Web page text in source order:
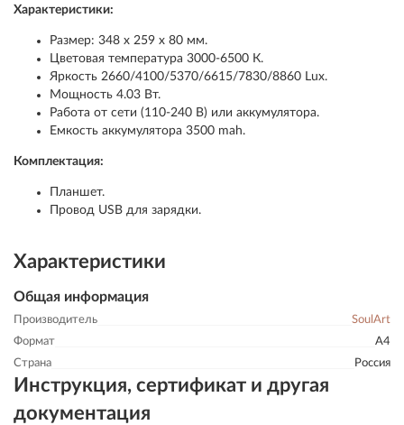
Характеристики:
Размер: 348 х 259 х 80 мм.
Цветовая температура 3000-6500 К.
Яркость 2660/4100/5370/6615/7830/8860 Lux.
Мощность 4.03 Вт.
Работа от сети (110-240 В) или аккумулятора.
Емкость аккумулятора 3500 mah.
Комплектация:
Планшет.
Провод USB для зарядки.
Характеристики
Общая информация
Производитель
SoulArt
Формат
А4
Страна
Россия
Инструкция, сертификат и другая
документация